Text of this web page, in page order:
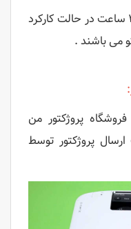
این لامپ ها دارای طول عمر ۳۵۰۰ ساعت در حالت کارکرد
پروژکتور من
پروژکتور توسط